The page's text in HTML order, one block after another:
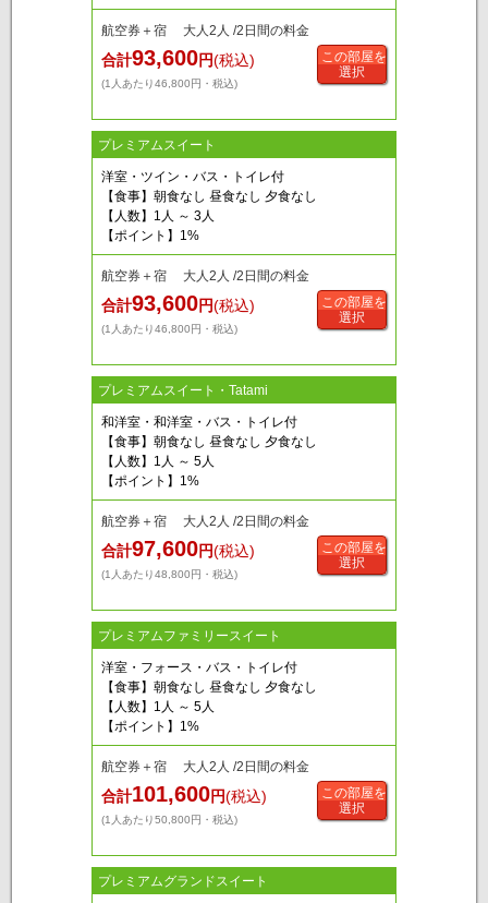
航空券＋宿 大人2人 /2日間の料金
合計93,600円(税込)
(1人あたり46,800円・税込)
この部屋を
選択
プレミアムスイート
洋室・ツイン・バス・トイレ付
【食事】朝食なし 昼食なし 夕食なし
【人数】1人 ～ 3人
【ポイント】1%
航空券＋宿 大人2人 /2日間の料金
合計93,600円(税込)
(1人あたり46,800円・税込)
この部屋を
選択
プレミアムスイート・Tatami
和洋室・和洋室・バス・トイレ付
【食事】朝食なし 昼食なし 夕食なし
【人数】1人 ～ 5人
【ポイント】1%
航空券＋宿 大人2人 /2日間の料金
合計97,600円(税込)
(1人あたり48,800円・税込)
この部屋を
選択
プレミアムファミリースイート
洋室・フォース・バス・トイレ付
【食事】朝食なし 昼食なし 夕食なし
【人数】1人 ～ 5人
【ポイント】1%
航空券＋宿 大人2人 /2日間の料金
合計101,600円(税込)
(1人あたり50,800円・税込)
この部屋を
選択
プレミアムグランドスイート